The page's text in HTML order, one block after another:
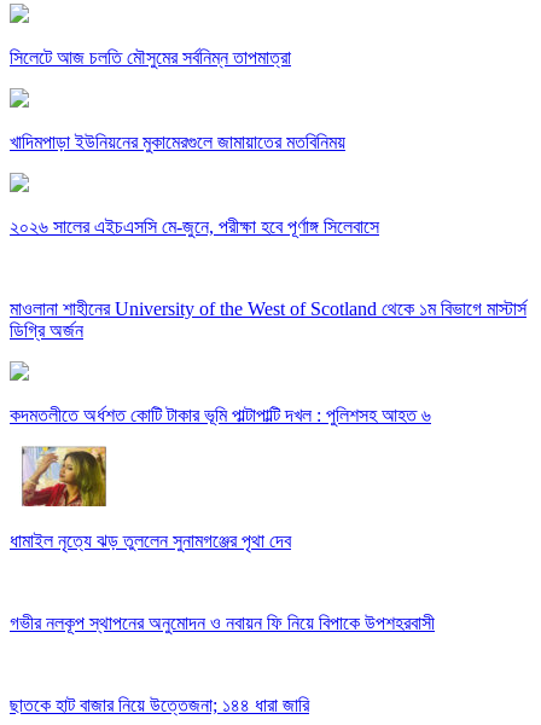
সিলেটে আজ চলতি মৌসুমের সর্বনিম্ন তাপমাত্রা
খাদিমপাড়া ইউনিয়নের মুকামেরগুলে জামায়াতের মতবিনিময়
২০২৬ সালের এইচএসসি মে-জুনে, পরীক্ষা হবে পূর্ণাঙ্গ সিলেবাসে
মাওলানা শাহীনের University of the West of Scotland থেকে ১ম বিভাগে মাস্টার্স
ডিগ্রি অর্জন
কদমতলীতে অর্ধশত কোটি টাকার ভূমি পাল্টাপাল্টি দখল : পুলিশসহ আহত ৬
ধামাইল নৃত্যে ঝড় তুললেন সুনামগঞ্জের পৃথা দেব
গভীর নলকূপ স্থাপনের অনুমোদন ও নবায়ন ফি নিয়ে বিপাকে উপশহরবাসী
ছাতকে হাট বাজার নিয়ে উত্তেজনা; ১৪৪ ধারা জারি